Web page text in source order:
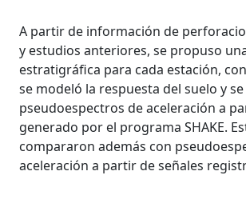
A partir de información de
y estudios anteriores, se propuso
estratigráfica para cada estación,
se modeló la respuesta del suelo y
pseudoespectros de aceleración a
generado por el programa SHAKE.
compararon además con
aceleración a partir de señales